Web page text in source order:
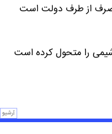
از طرف دولت است
را متحول کرده است
آرشیو